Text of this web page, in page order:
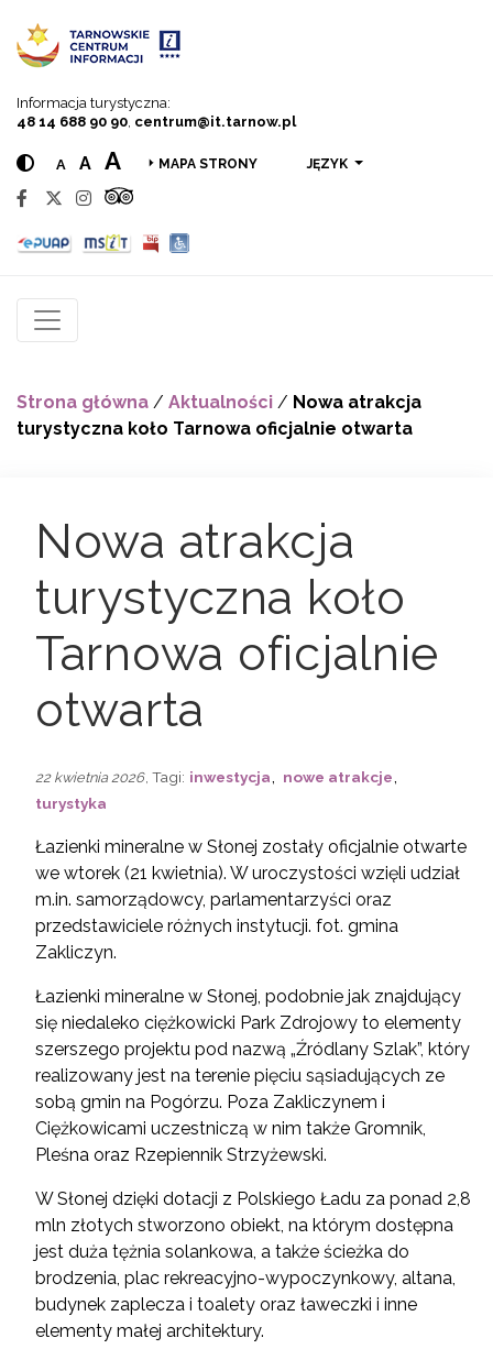
Informacja turystyczna:
48 14 688 90 90 centrum@it.tarnow.pl
A A A MAPA STRONY JĘZYK
Strona główna / Aktualności / Nowa atrakcja
turystyczna koło Tarnowa oficjalnie otwarta
Nowa atrakcja
turystyczna koło
Tarnowa oficjalnie
otwarta
22 kwietnia 2026 , Tagi: inwestycja nowe atrakcje
turystyka
Łazienki mineralne w Słonej zostały oficjalnie otwarte
we wtorek (21 kwietnia). W uroczystości wzięli udział
m.in. samorządowcy, parlamentarzyści oraz
przedstawiciele różnych instytucji. fot. gmina
Zakliczyn.
Łazienki mineralne w Słonej, podobnie jak znajdujący
się niedaleko ciężkowicki Park Zdrojowy to elementy
szerszego projektu pod nazwą „Źródlany Szlak”, który
realizowany jest na terenie pięciu sąsiadujących ze
sobą gmin na Pogórzu. Poza Zakliczynem i
Ciężkowicami uczestniczą w nim także Gromnik,
Pleśna oraz Rzepiennik Strzyżewski.
W Słonej dzięki dotacji z Polskiego Ładu za ponad 2,8
mln złotych stworzono obiekt, na którym dostępna
jest duża tężnia solankowa, a także ścieżka do
brodzenia, plac rekreacyjno-wypoczynkowy, altana,
budynek zaplecza i toalety oraz ławeczki i inne
elementy małej architektury.